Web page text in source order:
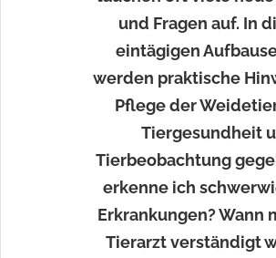
und Fragen auf. In
eintägigen
werden praktische
Pflege der
Tiergesundheit
Tierbeobachtung
erkenne ich
Erkrankungen? Wann
Tierarzt verständigt